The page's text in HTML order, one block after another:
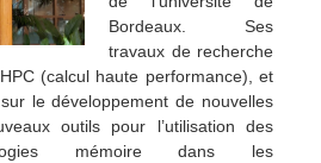
Bordeaux. Ses
travaux de recherche
(calcul haute performance), et
le développement de nouvelles
outils pour l’utilisation des
mémoire dans les